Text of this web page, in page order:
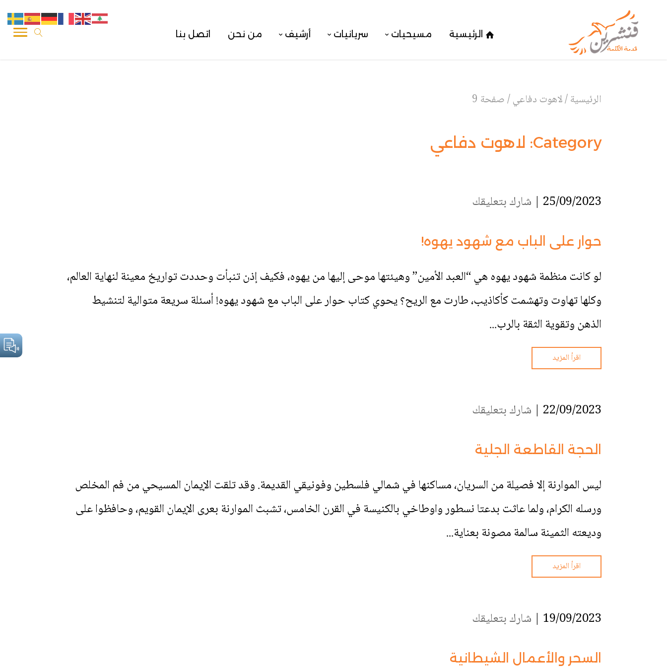
الرئيسية مسيحيات سريانيات أرشيف من نحن اتصل بنا
الرئيسية/لاهوت دفاعي/صفحة 9
Category: لاهوت دفاعي
25/09/2023 | شارك بتعليقك
حوار على الباب مع شهود يهوه!
لو كانت منظمة شهود يهوه هي “العبد الأمين” وهيئتها موحى إليها من يهوه، فكيف إذن تنبأت وحددت تواريخ معينة لنهاية العالم،
وكلها تهاوت وتهشمت كأكاذيب، طارت مع الريح؟ يحوي كتاب حوار على الباب مع شهود يهوه! أسئلة سريعة متوالية لتنشيط
الذهن وتقوية الثقة بالرب...
اقرأ المزيد
22/09/2023 | شارك بتعليقك
الحجة القاطعة الجلية
ليس الموارنة إلا فصيلة من السريان، مساكنها في شمالي فلسطين وفونيقي القديمة. وقد تلقت الإيمان المسيحي من فم المخلص
ورسله الكرام، ولما عاثت بدعتا نسطور واوطاخي بالكنيسة في القرن الخامس، تشبث الموارنة بعرى الإيمان القويم، وحافظوا على
وديعته الثمينة سالمة مصونة بعناية...
اقرأ المزيد
19/09/2023 | شارك بتعليقك
السحر والأعمال الشيطانية